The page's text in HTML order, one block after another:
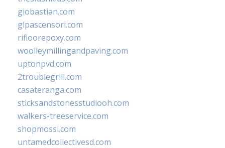
giobastian.com
glpascensori.com
rifloorepoxy.com
woolleymillingandpaving.com
uptonpvd.com
2troublegrill.com
casateranga.com
sticksandstonesstudiooh.com
walkers-treeservice.com
shopmossi.com
untamedcollectivesd.com